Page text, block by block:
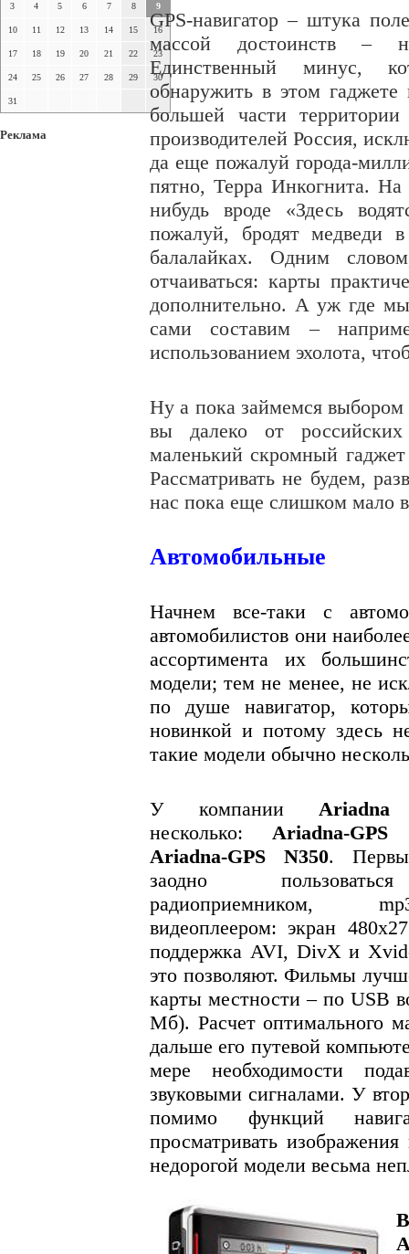
3 4 5 6 7 8 9
10 11 12 13 14 15 16
17 18 19 20 21 22 23
24 25 26 27 28 29 30
31
Реклама
GPS-навигатор – штука
массой достоинств –
Единственный минус,
обнаружить в этом гаджете
большей части
производителей Россия,
да еще пожалуй города-
пятно, Терра Инкогнита. На
нибудь вроде «Здесь
пожалуй, бродят медведи
балалайках. Одним
отчаиваться: карты
дополнительно. А уж где
сами составим –
использованием эхолота,
Ну а пока займемся выбором
вы далеко от
маленький скромный
Рассматривать не будем,
нас пока еще слишком мало
Автомобильные
Начнем все-таки с
автомобилистов они
ассортимента их
модели; тем не менее, не
по душе навигатор,
новинкой и потому здесь
такие модели обычно
У компании Ariadna
несколько: Ariadna-GPS
Ariadna-GPS N350.
заодно
радиоприемником, mp
видеоплеером: экран
поддержка AVI, DivX и
это позволяют. Фильмы
карты местности – по USB
Мб). Расчет оптимального
дальше его путевой
мере необходимости
звуковыми сигналами. У
помимо функций
просматривать
недорогой модели весьма